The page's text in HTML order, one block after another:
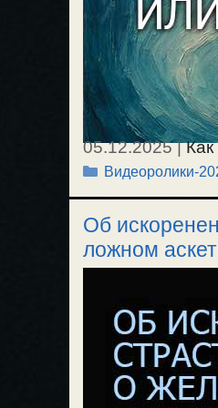
05.12.2025|
желании мести.
правительство
тупикового
Рубрики
Видеоролики-
Об
ложном